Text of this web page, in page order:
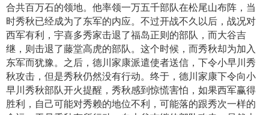
合共百万石的领地。他率领一万五千部队在松尾山布阵，当
时秀秋已经成为了东军的内应。不过开战不久以后，战况对
西军有利，宇喜多秀家击退了福岛正则的部队，而大谷吉
继，则击退了藤堂高虎的部队。这个时候，而秀秋却为加入
东军而犹豫。之后，德川家康派遣使者送信，下令小早川秀
秋攻击，但是秀秋仍然没有行动。终于，德川家康下令向小
早川秀秋部队开火提醒，秀秋感到惊慌害怕，如果西军赢得
胜利，自己可能对秀赖的地位不利，可能落的跟秀次一样的